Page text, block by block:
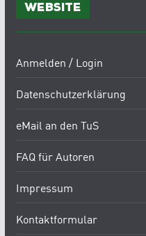
Website
Anmelden / Login
Datenschutzerklärung
eMail an den TuS
FAQ für Autoren
Impressum
Kontaktformular